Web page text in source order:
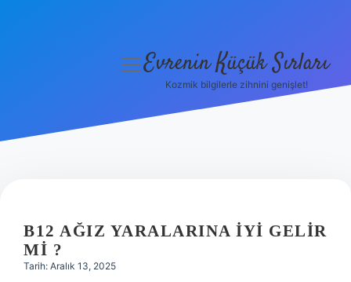
Hakkımızda
menüyü
Evrenin Küçük Sırları
Kozmik bilgilerle zihnini genişlet!
B12 AĞIZ YARALARINA IYI GELIR
MI ?
Tarih: Aralık 13, 2025